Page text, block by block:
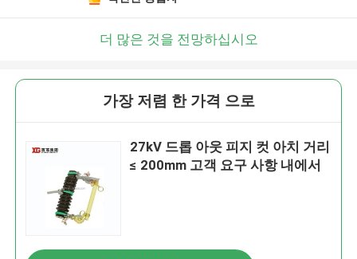
더 많은 것을 전망하십시오
가장 저렴 한 가격 으로
27kV 드롭 아웃 피지 컷 아치 거리
≤ 200mm 고객 요구 사항 내에서